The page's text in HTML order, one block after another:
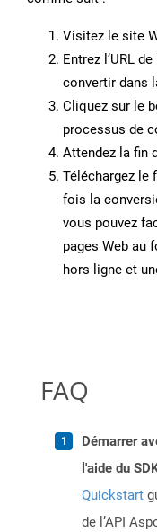
Visitez le site
Entrez l’URL
convertir dans
Cliquez sur le
processus de
Attendez la fin
Téléchargez le
fois la
vous pouvez
pages Web au
hors ligne et
FAQ
Démarrer
l'aide du
Quickstart
de l’API